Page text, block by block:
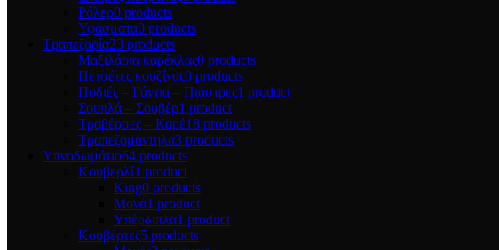
Ρόλερ0 products
Υφάσματα0 products
Τραπεζαρία23 products
Μαξιλάρια καρέκλας0 products
Πετσέτες κουζίνας0 products
Ποδιές – Γάντια – Πιάστρες1 product
Σουπλά – Σουβέρ1 product
Τραβέρσες – Καρέ18 products
Τραπεζομάντηλα3 products
Υπνοδωμάτιο64 products
Κουβερλί1 product
King0 products
Μονά1 product
Υπέρδιπλα1 product
Κουβέρτες5 products